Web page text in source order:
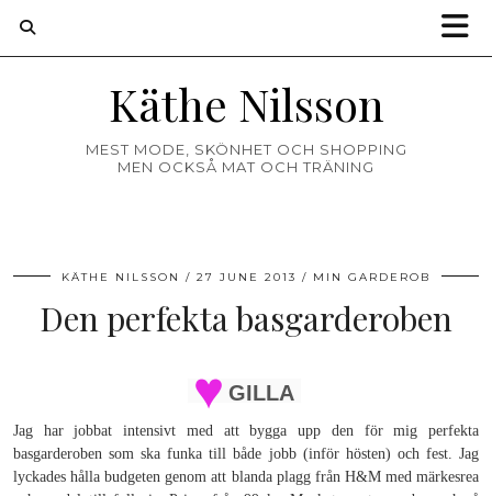
Käthe Nilsson
MEST MODE, SKÖNHET OCH SHOPPING
MEN OCKSÅ MAT OCH TRÄNING
KÄTHE NILSSON 27 JUNE 2013 MIN GARDEROB
Den perfekta basgarderoben
GILLA
Jag har jobbat intensivt med att bygga upp den för mig perfekta
basgarderoben som ska funka till både jobb (inför hösten) och fest. Jag
lyckades hålla budgeten genom att blanda plagg från H&M med märkesrea